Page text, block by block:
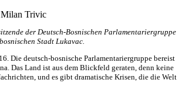
Trivic
der Deutsch-Bosnischen Parlamentariergruppe
Stadt Lukavac.
Die deutsch-bosnische Parlamentariergruppe bereist
Das Land ist aus dem Blickfeld geraten, denn keine
und es gibt dramatische Krisen, die die Welt